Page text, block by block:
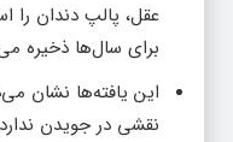
عقل، پالپ دندان را
برای سال‌ها ذخیره
این یافته‌ها نشان
نقشی در جویدن